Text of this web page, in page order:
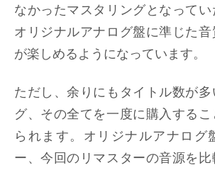
なかったマスタリングとなってい
オリジナルアナログ盤に準じた
が楽しめるようになっています。
ただし、余りにもタイトル数が
グ、その全てを一度に購入する
られます。オリジナルアナログ
ー、今回のリマスターの音源を